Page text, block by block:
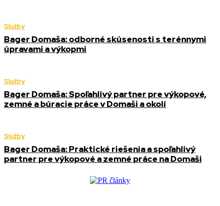
Služby
Bager Domaša: odborné skúsenosti s terénnymi
úpravami a výkopmi
Služby
Bager Domaša: Spoľahlivý partner pre výkopové,
zemné a búracie práce v Domaši a okolí
Služby
Bager Domaša: Praktické riešenia a spoľahlivý
partner pre výkopové a zemné práce na Domaši